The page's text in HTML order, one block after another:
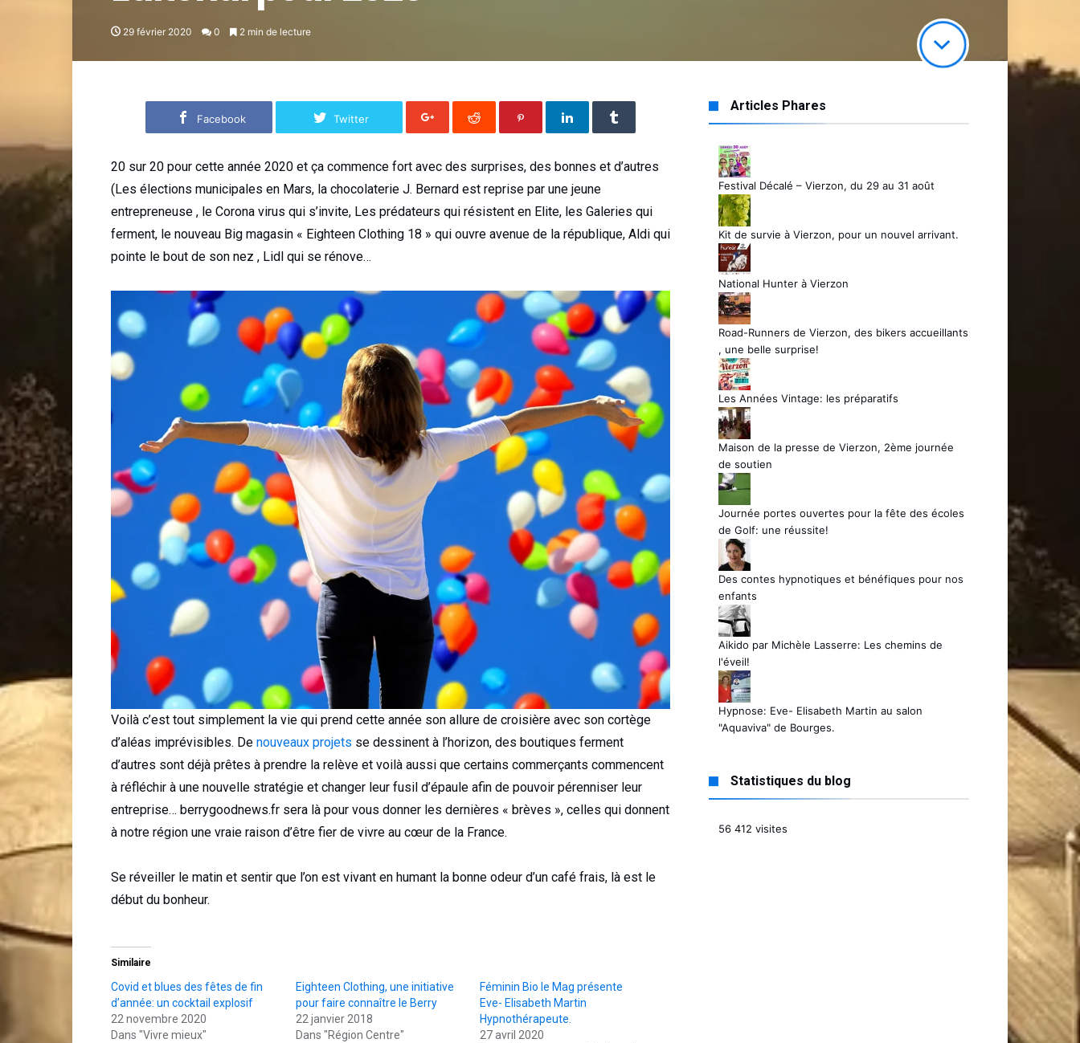
29 février 2020 0 2 min de lecture
Facebook Twitter
20 sur 20 pour cette année 2020 et ça commence fort avec des surprises, des bonnes et d’autres
(Les élections municipales en Mars, la chocolaterie J. Bernard est reprise par une jeune
entrepreneuse , le Corona virus qui s’invite, Les prédateurs qui résistent en Elite, les Galeries qui
ferment, le nouveau Big magasin « Eighteen Clothing 18 » qui ouvre avenue de la république, Aldi qui
pointe le bout de son nez , Lidl qui se rénove…
Voilà c’est tout simplement la vie qui prend cette année son allure de croisière avec son cortège
d’aléas imprévisibles. De nouveaux projets se dessinent à l’horizon, des boutiques ferment
d’autres sont déjà prêtes à prendre la relève et voilà aussi que certains commerçants commencent
à réfléchir à une nouvelle stratégie et changer leur fusil d’épaule afin de pouvoir pérenniser leur
entreprise… berrygoodnews.fr sera là pour vous donner les dernières « brèves », celles qui donnent
à notre région une vraie raison d’être fier de vivre au cœur de la France.
Se réveiller le matin et sentir que l’on est vivant en humant la bonne odeur d’un café frais, là est le
début du bonheur.
Similaire
Covid et blues des fêtes de fin
d’année: un cocktail explosif
22 novembre 2020
Dans "Vivre mieux"
Eighteen Clothing, une initiative
pour faire connaître le Berry
22 janvier 2018
Dans "Région Centre"
Féminin Bio le Mag présente
Eve- Elisabeth Martin
Hypnothérapeute.
27 avril 2020
Articles Phares
Festival Décalé – Vierzon, du 29 au 31 août
Kit de survie à Vierzon, pour un nouvel arrivant.
National Hunter à Vierzon
Road-Runners de Vierzon, des bikers accueillants
, une belle surprise!
Les Années Vintage: les préparatifs
Maison de la presse de Vierzon, 2ème journée
de soutien
Journée portes ouvertes pour la fête des écoles
de Golf: une réussite!
Des contes hypnotiques et bénéfiques pour nos
enfants
Aikido par Michèle Lasserre: Les chemins de
l'éveil!
Hypnose: Eve- Elisabeth Martin au salon
"Aquaviva" de Bourges.
Statistiques du blog
56 412 visites